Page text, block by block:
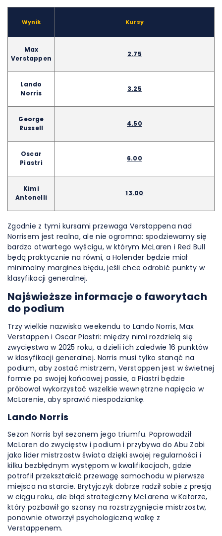
Wynik Kursy
Max
Verstappen
2.75
Lando
Norris
3.25
George
Russell
4.50
Oscar
Piastri
6.00
Kimi
Antonelli
13.00
Zgodnie z tymi kursami przewaga Verstappena nad
Norrisem jest realna, ale nie ogromna: spodziewamy się
bardzo otwartego wyścigu, w którym McLaren i Red Bull
będą praktycznie na równi, a Holender będzie miał
minimalny margines błędu, jeśli chce odrobić punkty w
klasyfikacji generalnej.
Najświeższe informacje o faworytach
do podium
Trzy wielkie nazwiska weekendu to Lando Norris, Max
Verstappen i Oscar Piastri: między nimi rozdzielą się
zwycięstwa w 2025 roku, a dzieli ich zaledwie 16 punktów
w klasyfikacji generalnej. Norris musi tylko stanąć na
podium, aby zostać mistrzem, Verstappen jest w świetnej
formie po swojej końcowej passie, a Piastri będzie
próbował wykorzystać wszelkie wewnętrzne napięcia w
McLarenie, aby sprawić niespodziankę.
Lando Norris
Sezon Norris był sezonem jego triumfu. Poprowadził
McLaren do zwycięstw i podium i przybywa do Abu Zabi
jako lider mistrzostw świata dzięki swojej regularności i
kilku bezbłędnym występom w kwalifikacjach, gdzie
potrafił przekształcić przewagę samochodu w pierwsze
miejsca na starcie. Brytyjczyk dobrze radził sobie z presją
w ciągu roku, ale błąd strategiczny McLarena w Katarze,
który pozbawił go szansy na rozstrzygnięcie mistrzostw,
ponownie otworzył psychologiczną walkę z
Verstappenem.